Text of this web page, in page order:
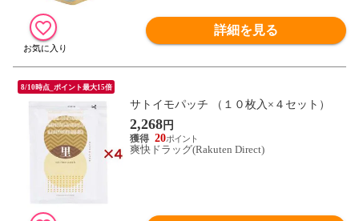
詳細を見る
8/10時点_ポイント最大15倍
サトイモパッチ （１０枚入×４セット）
2,268円
20
爽快ドラッグ(Rakuten Direct)